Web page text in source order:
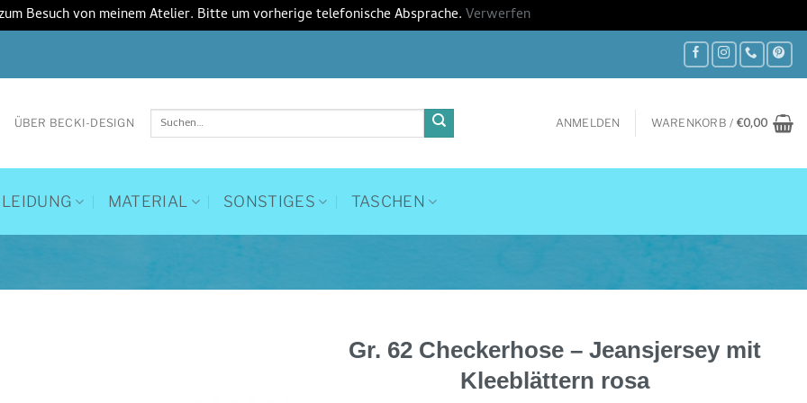
Besuch von meinem Atelier. Bitte um vorherige telefonische Absprache.Verwerfen
ÜBER BECKI-DESIGN
Suchen
nach:
ANMELDEN WARENKORB / €0,00
MATERIAL SONSTIGES TASCHEN
Gr. 62 Checkerhose – Jeansjersey mit
Kleeblättern rosa